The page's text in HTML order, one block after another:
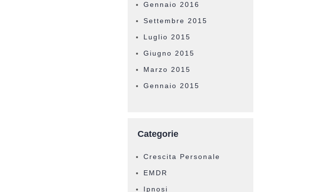
Gennaio 2016
Settembre 2015
Luglio 2015
Giugno 2015
Marzo 2015
Gennaio 2015
Categorie
Crescita Personale
EMDR
Ipnosi